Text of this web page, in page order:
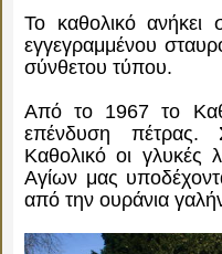
Το καθολικό ανήκει
εγγεγραμμένου
σύνθετου τύπου.
Από το 1967 το
επένδυση πέτρας.
Καθολικό οι γλυκές
Αγίων μας
από την ουράνια